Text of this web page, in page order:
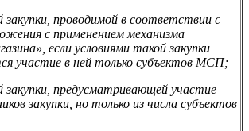
закупки, проводимой в соответствии с
с применением механизма
если условиями такой закупки
участие в ней только субъектов МСП;
закупки, предусматривающей участие
закупки, но только из числа субъектов